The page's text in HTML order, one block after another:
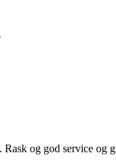
Rask og god service og